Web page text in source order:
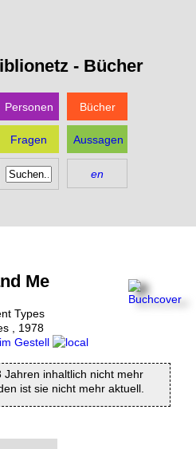
- Bücher
Personen Bücher
Fragen Aussagen
en
Me
Types
1978
Jahren inhaltlich nicht mehr
ist sie nicht mehr aktuell.